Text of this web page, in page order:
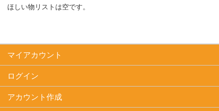
ほしい物リストは空です。
マイアカウント
ログイン
アカウント作成